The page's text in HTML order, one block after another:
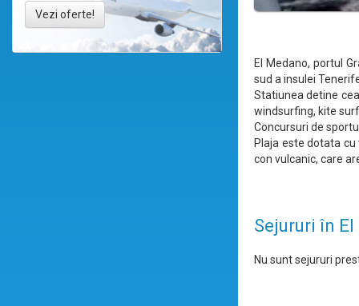
Vezi oferte!
El Medano, portul
sud a insulei
Statiunea detine
windsurfing, kite
Concursuri de
Plaja este dotata
con vulcanic, care
Sejururi în
Nu sunt sejururi